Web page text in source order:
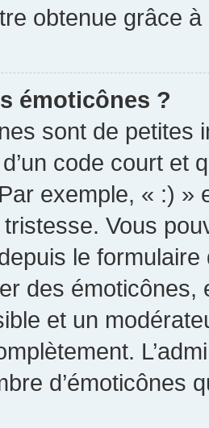
obtenue grâce à
émoticônes ?
sont de petites
d’un code court et
exemple, « :) »
Vous
le
des
et un
d’émoticônes